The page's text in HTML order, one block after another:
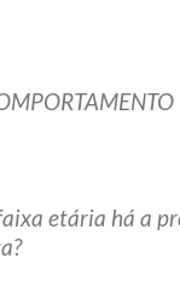
etária há a